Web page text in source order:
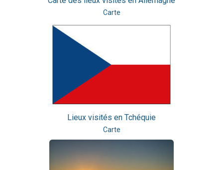
Carte
Lieux visités en Tchéquie
Carte